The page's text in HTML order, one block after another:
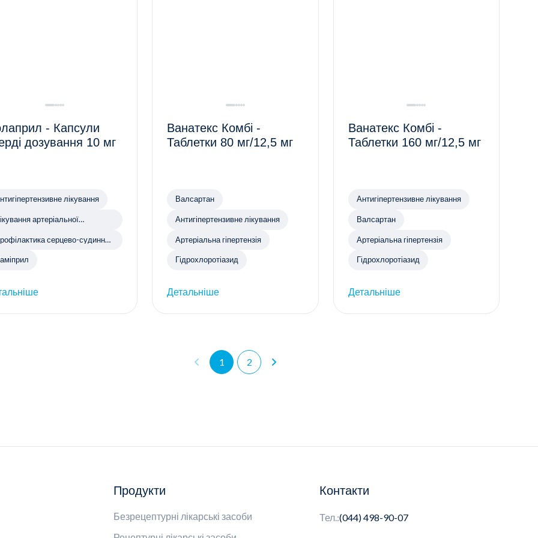
- Капсули
дозування 10 мг
лікування
артеріальної
серцево-судинних
Ванатекс Комбі -
Таблетки 80 мг/12,5 мг
Валсартан
Антигіпертензивне лікування
Артеріальна гіпертензія
Гідрохлоротіазид
Детальніше
Ванатекс Комбі -
Таблетки 160 мг/12,5 мг
Антигіпертензивне лікування
Валсартан
Артеріальна гіпертензія
Гідрохлоротіазид
Детальніше
1 2
Продукти
Безрецептурні лікарські засоби
Контакти
Тел.:(044) 498-90-07